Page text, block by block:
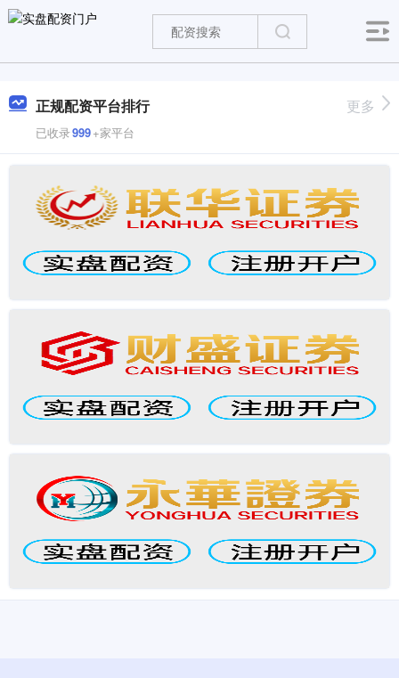
正规配资平台排行
已收录999+家平台
更多